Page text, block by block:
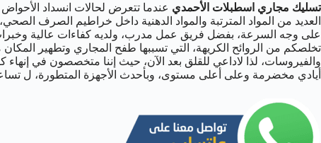
تسليك مجاري اسطبلات الأحمدي عندما تتعرض لحالات انسداد
العديد من المواد المترتبة والمواد الدهنية داخل خراطيم الصرف
على وجه السرعة، بفضل فريق عمل مدرب، ولديه كفاءات عالية وخبرات
تخلصكم من الروائح الكريهة، التي تسببها طفح المجاري وتطهير
والفيروسات، لذا لاداعي للقلق بعد الآن، حيث إننا متخصصون في
أيادي مخضرمة وعلى أعلى مستوى، وبأحدث الأجهزة المتطورة، ل